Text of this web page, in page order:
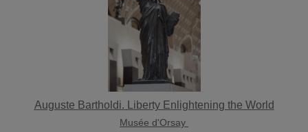
Auguste Bartholdi. Liberty Enlightening the World
Musée d'Orsay